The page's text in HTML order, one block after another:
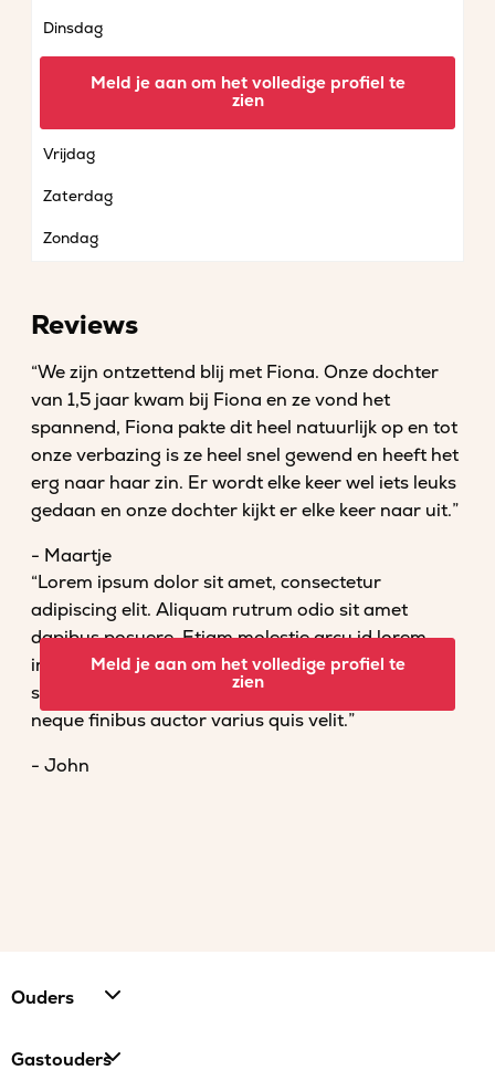
Dinsdag
Vrijdag
Zaterdag
Zondag
Meld je aan om het volledige profiel te
zien
Reviews
“We zijn ontzettend blij met Fiona. Onze dochter
van 1,5 jaar kwam bij Fiona en ze vond het
spannend, Fiona pakte dit heel natuurlijk op en tot
onze verbazing is ze heel snel gewend en heeft het
erg naar haar zin. Er wordt elke keer wel iets leuks
gedaan en onze dochter kijkt er elke keer naar uit.”
- Maartje
“Lorem ipsum dolor sit amet, consectetur
adipiscing elit. Aliquam rutrum odio sit amet
dapibus posuere. Etiam molestie arcu id lorem
imperdiet convallis. Fusce venenatis nisl nec dolor
scelerisque tempor. Vestibulum et magna vel
neque finibus auctor varius quis velit.”
- John
Meld je aan om het volledige profiel te
zien
Ouders
Gastouders